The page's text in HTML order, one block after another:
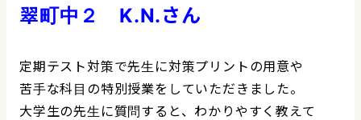
翠町中２ K.N.さん
定期テスト対策で先生に対策プリントの用意や
苦手な科目の特別授業をしていただきました。
大学生の先生に質問すると、わかりやすく教えて